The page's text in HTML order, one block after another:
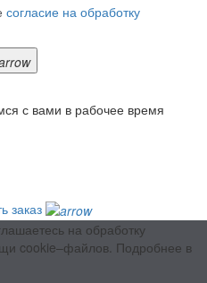
согласие на обработку
с вами в рабочее время
заказ
на обработку
cookie–файлов. Подробнее в